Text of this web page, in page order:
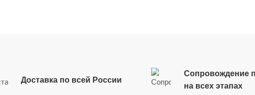
Доставка по всей России
Сопровождение
на всех этапах